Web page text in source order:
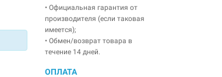
• Официальная гарантия от
производителя (если таковая
имеется);
• Обмен/возврат товара в
течение 14 дней.
ОПЛАТА